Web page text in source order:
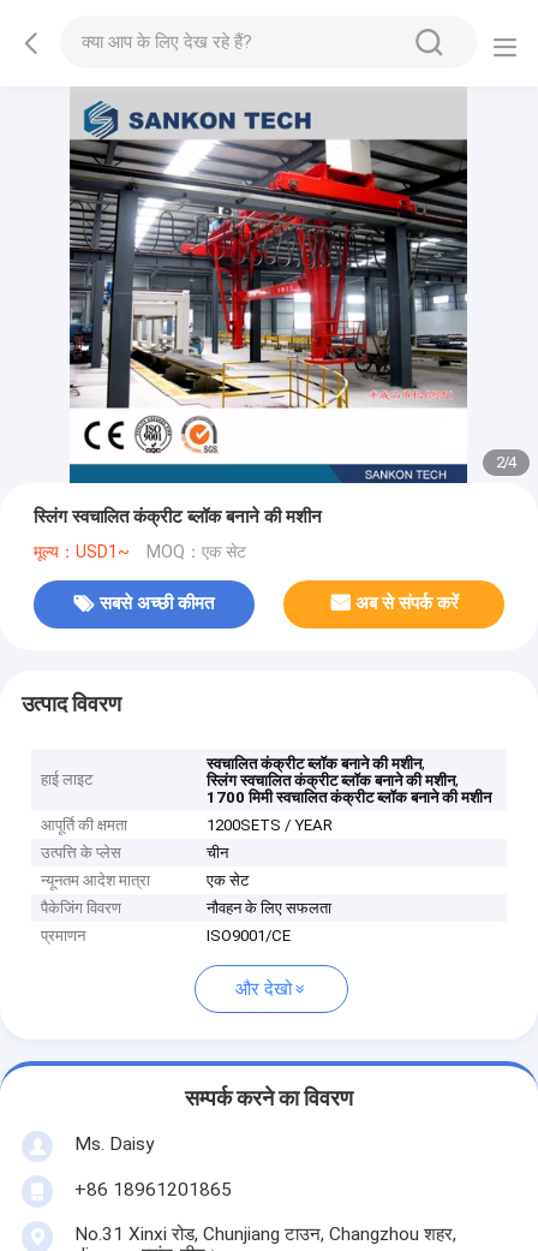
2/4
स्लिंग स्वचालित कंक्रीट ब्लॉक बनाने की मशीन
मूल्य：USD1~ MOQ：एक सेट
सबसे अच्छी कीमत अब से संपर्क करें
उत्पाद विवरण
हाई लाइट
स्वचालित कंक्रीट ब्लॉक बनाने की मशीन,
स्लिंग स्वचालित कंक्रीट ब्लॉक बनाने की मशीन,
1700 मिमी स्वचालित कंक्रीट ब्लॉक बनाने की मशीन
आपूर्ति की क्षमता
1200SETS / YEAR
उत्पत्ति के प्लेस
चीन
न्यूनतम आदेश मात्रा
एक सेट
पैकेजिंग विवरण
नौवहन के लिए सफलता
प्रमाणन
ISO9001/CE
और देखो
सम्पर्क करने का विवरण
Ms. Daisy
+86 18961201865
No.31 Xinxi रोड, Chunjiang टाउन, Changzhou शहर,